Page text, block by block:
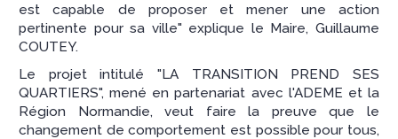
est capable de proposer et mener une action
pertinente pour sa ville" explique le Maire, Guillaume
COUTEY.
Le projet intitulé "LA TRANSITION PREND SES
QUARTIERS", mené en partenariat avec l'ADEME et la
Région Normandie, veut faire la preuve que le
changement de comportement est possible pour tous,